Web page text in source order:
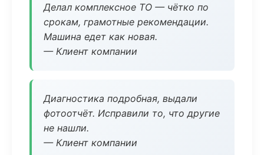
Делал комплексное ТО — чётко по
срокам, грамотные рекомендации.
Машина едет как новая.
— Клиент компании
Диагностика подробная, выдали
фотоотчёт. Исправили то, что другие
не нашли.
— Клиент компании